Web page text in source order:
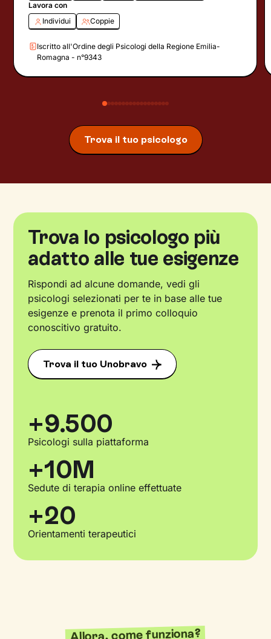
Lavora con
Individui
Coppie
Iscritto all'Ordine degli Psicologi della Regione Emilia-
Romagna - n°9343
Trova il tuo psicologo
Trova lo psicologo più
adatto alle tue esigenze
Rispondi ad alcune domande, vedi gli
psicologi selezionati per te in base alle tue
esigenze e prenota il primo colloquio
conoscitivo gratuito.
Trova il tuo Unobravo
+9.500
Psicologi sulla piattaforma
+10M
Sedute di terapia online effettuate
+20
Orientamenti terapeutici
Allora, come funziona?